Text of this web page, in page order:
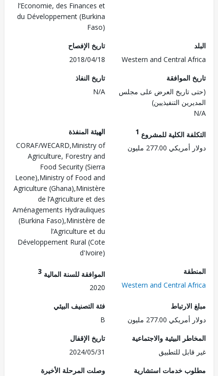
l’Economie, des Finances et
du Développement (Burkina
Western and Central
تاريخ الإفصاح
2018/04/18
الموافقة
تاريخ العرض على مجلس
التنفيذيين)
تاريخ النفاذ
N/A
الكلية للمشروع1
277.00 مليون
الهيئة المنفذة
CORAF/WECARD,Ministry of
Agriculture, Forestry and
Food Security (Sierra
Leone),Ministry of Food and
Agriculture (Ghana),Ministère
de l’Agriculture et des
Aménagements Hydrauliques
(Burkina Faso),Ministère de
l’Agriculture et du
Développement Rural (Cote
d'Ivoire)
Western and Central
الموافقة للسنة المالية3
2020
277.00 مليون
فئة التصنيف البيئي
B
البيئية والاجتماعية
للتطبيق
تاريخ الإقفال
2024/05/31
خدمات استشارية
وصلت المرحلة الأخيرة